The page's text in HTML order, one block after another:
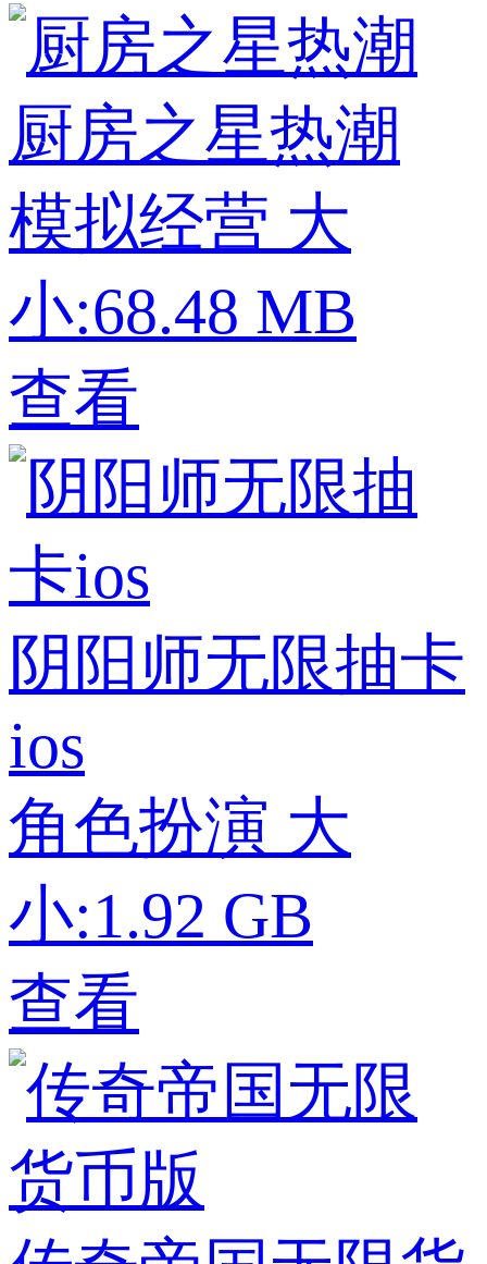
厨房之星热潮
模拟经营 大
小:68.48 MB
查看
阴阳师无限抽卡
ios
角色扮演 大
小:1.92 GB
查看